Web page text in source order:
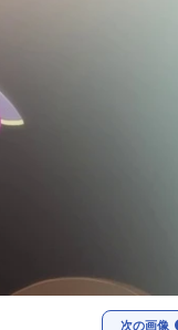
次の画像